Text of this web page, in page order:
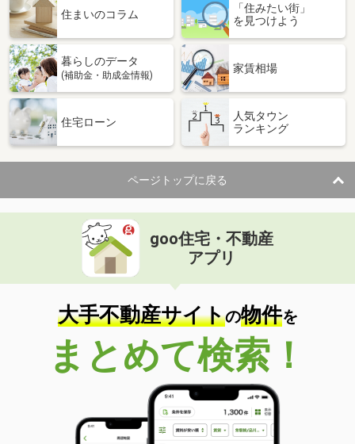
価 格
6.90万円
山口県下松市清瀬町２丁目
専有面積 32.8m²
間取り
山口県岩国市玖珂町
住 所
山口県岩国市玖珂町
専有面積 42.98m²
間取り
2DK
山口県下関市富任町６丁目
価 格
住 所
山口県下関市富任町６丁目
専有面積 59.13m²
間取り
3DK
山口県岩国市装束町１丁目
価 格
5.50万円
山口県岩国市装束町１丁目
48.52m²
間取り
3DK
住まいのコラム
「住みたい街」
を見つけよう
暮らしのデータ
(補助金・助成金情報)
家賃相場
住宅ローン
人気タウン
ランキング
ページトップに戻る
goo住宅・不動産
アプリ
大手不動産サイトの物件を
まとめて検索！